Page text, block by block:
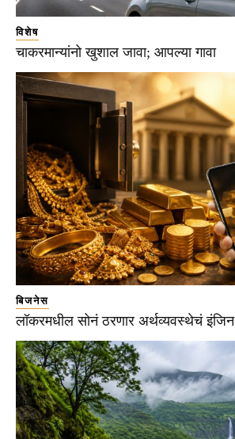
विशेष
चाकरमान्यांनो खुशाल जावा; आपल्या गावा
बिजनेस
लॉकरमधील सोनं ठरणार अर्थव्यवस्थेचं इंजिन